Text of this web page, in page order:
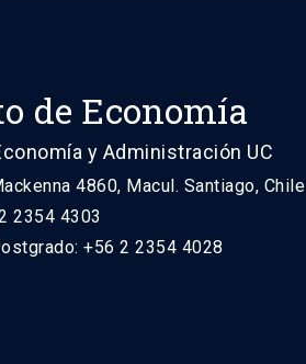
de Economía
y Administración UC
4860, Macul. Santiago, Chile
2354 4303
+56 2 2354 4028